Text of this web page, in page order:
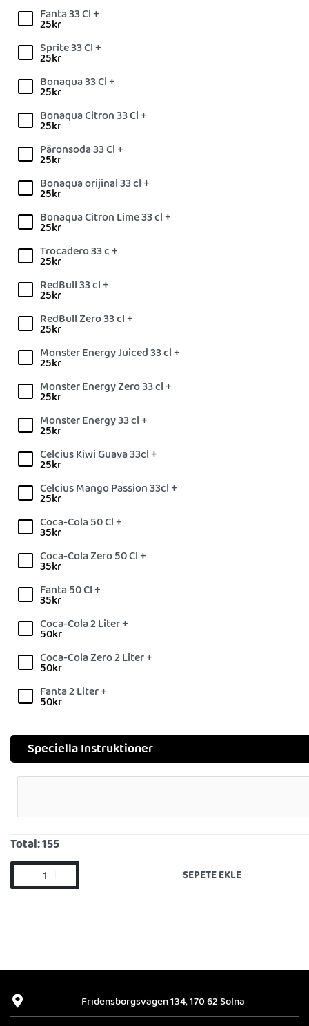
Fanta 33 Cl +
25kr
Sprite 33 Cl +
25kr
Bonaqua 33 Cl +
25kr
Bonaqua Citron 33 Cl +
25kr
Päronsoda 33 Cl +
25kr
Bonaqua orijinal 33 cl +
25kr
Bonaqua Citron Lime 33 cl +
25kr
Trocadero 33 c +
25kr
RedBull 33 cl +
25kr
RedBull Zero 33 cl +
25kr
Monster Energy Juiced 33 cl +
25kr
Monster Energy Zero 33 cl +
25kr
Monster Energy 33 cl +
25kr
Celcius Kiwi Guava 33cl +
25kr
Celcius Mango Passion 33cl +
25kr
Coca-Cola 50 Cl +
35kr
Coca-Cola Zero 50 Cl +
35kr
Fanta 50 Cl +
35kr
Coca-Cola 2 Liter +
50kr
Coca-Cola Zero 2 Liter +
50kr
Fanta 2 Liter +
50kr
Speciella Instruktioner
Total:155
SEPETE EKLE
Fridensborgsvägen 134, 170 62 Solna